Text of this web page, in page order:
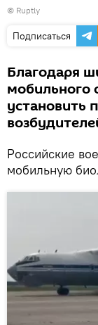
© Ruptly
Подписаться
Благодаря
мобильного
установить
Российские
мобильную